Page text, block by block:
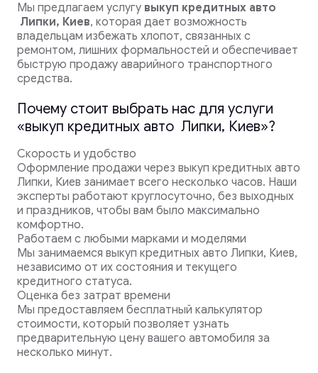
Мы предлагаем услугу выкуп кредитных авто
Липки, Киев, которая дает возможность
владельцам избежать хлопот, связанных с
ремонтом, лишних формальностей и обеспечивает
быструю продажу аварийного транспортного
средства.
Почему стоит выбрать нас для услуги
«выкуп кредитных авто Липки, Киев»?
Скорость и удобство
Оформление продажи через выкуп кредитных авто
Липки, Киев занимает всего несколько часов. Наши
эксперты работают круглосуточно, без выходных
и праздников, чтобы вам было максимально
комфортно.
Работаем с любыми марками и моделями
Мы занимаемся выкуп кредитных авто Липки, Киев,
независимо от их состояния и текущего
кредитного статуса.
Оценка без затрат времени
Мы предоставляем бесплатный калькулятор
стоимости, который позволяет узнать
предварительную цену вашего автомобиля за
несколько минут.